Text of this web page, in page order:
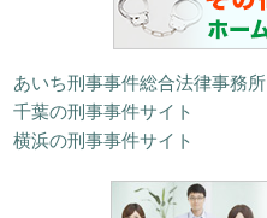
あいち刑事事件総合法律事務所
千葉の刑事事件サイト
横浜の刑事事件サイト